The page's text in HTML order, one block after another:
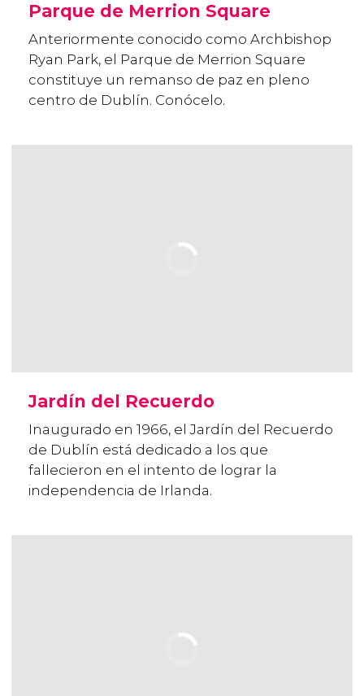
Parque de Merrion Square
Anteriormente conocido como Archbishop
Ryan Park, el Parque de Merrion Square
constituye un remanso de paz en pleno
centro de Dublín. Conócelo.
Jardín del Recuerdo
Inaugurado en 1966, el Jardín del Recuerdo
de Dublín está dedicado a los que
fallecieron en el intento de lograr la
independencia de Irlanda.